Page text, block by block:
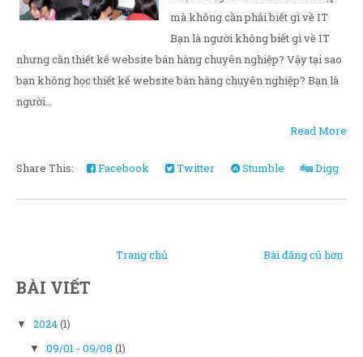
mà không cần phải biết gì về IT
Bạn là người không biết gì về IT
nhưng cần thiết kế website bán hàng chuyên nghiệp? Vậy tại sao
bạn không học thiết kế website bán hàng chuyên nghiệp? Bạn là
người...
Read More
Share This: Facebook Twitter Stumble Digg
Bài đăng cũ hơn
Trang chủ
BÀI VIẾT
▼ 2024(1)
▼ 09/01 - 09/08 (1)